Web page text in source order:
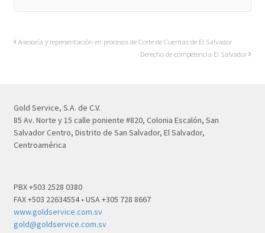
Asesoría y representación en procesos de Corte de Cuentas de El Salvador
Derecho de competencia El Salvador
Gold Service, S.A. de C.V.
85 Av. Norte y 15 calle poniente #820, Colonia Escalón, San
Salvador Centro, Distrito de San Salvador, El Salvador,
Centroamérica
PBX +503 2528 0380
FAX +503 22634554 • USA +305 728 8667
www.goldservice.com.sv
gold@goldservice.com.sv